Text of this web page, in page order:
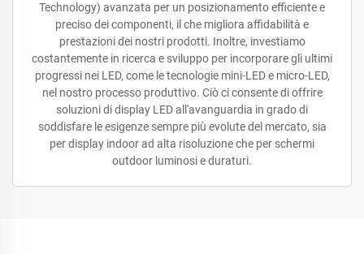
Technology) avanzata per un posizionamento efficiente e
preciso dei componenti, il che migliora affidabilità e
prestazioni dei nostri prodotti. Inoltre, investiamo
costantemente in ricerca e sviluppo per incorporare gli ultimi
progressi nei LED, come le tecnologie mini-LED e micro-LED,
nel nostro processo produttivo. Ciò ci consente di offrire
soluzioni di display LED all'avanguardia in grado di
soddisfare le esigenze sempre più evolute del mercato, sia
per display indoor ad alta risoluzione che per schermi
outdoor luminosi e duraturi.